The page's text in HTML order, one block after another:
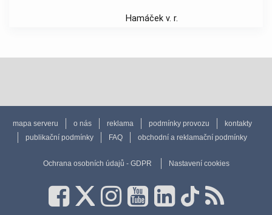
Hamáček v. r.
mapa serveru o nás reklama podmínky provozu
kontakty
publikační podmínky
FAQ obchodní a reklamační podmínky
Ochrana osobních údajů - GDPR Nastavení cookies